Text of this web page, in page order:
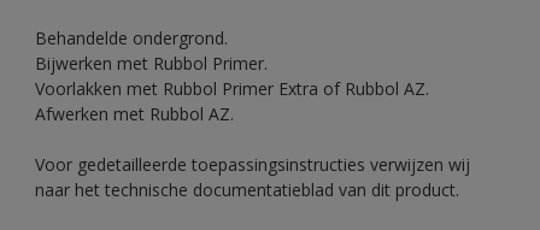
Behandelde ondergrond.
Bijwerken met Rubbol Primer.
Voorlakken met Rubbol Primer Extra of Rubbol AZ.
Afwerken met Rubbol AZ.
Voor gedetailleerde toepassingsinstructies verwijzen wij
naar het technische documentatieblad van dit product.